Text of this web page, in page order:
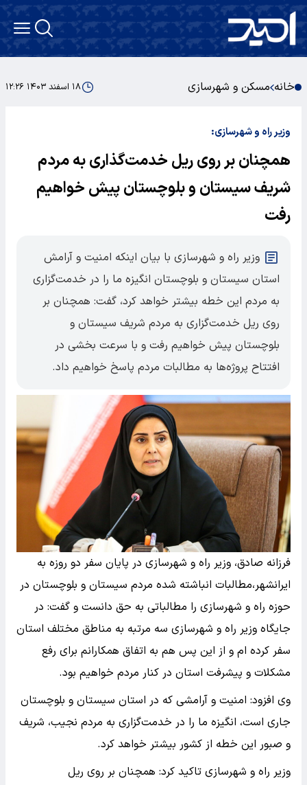
خانه مسکن و شهرسازی ۱۸ اسفند ۱۴۰۳ ۱۲:۲۶
وزیر راه و شهرسازی:
همچنان بر روی ریل خدمت‌گذاری به مردم
شریف سیستان و بلوچستان پیش خواهیم
رفت
وزیر راه و شهرسازی با بیان اینکه امنیت و آرامش
استان سیستان و بلوچستان انگیزه ما را در خدمت‌گزاری
به مردم این خطه بیشتر خواهد کرد، گفت: همچنان بر
روی ریل خدمت‌گزاری به مردم شریف سیستان و
بلوچستان پیش خواهیم رفت و با سرعت بخشی در
افتتاح پروژه‌ها به مطالبات مردم پاسخ خواهیم داد.
فرزانه صادق، وزیر راه و شهرسازی در پایان سفر دو روزه به
ایرانشهر،مطالبات انباشته شده مردم سیستان و بلوچستان در
حوزه راه و شهرسازی را مطالباتی به حق دانست و گفت: در
جایگاه وزیر راه و شهرسازی سه مرتبه به مناطق مختلف استان
سفر کرده ام و از این پس هم به اتفاق همکارانم برای رفع
مشکلات و پیشرفت استان در کنار مردم خواهیم بود.
وی افزود: امنیت و آرامشی که در استان سیستان و بلوچستان
جاری است، انگیزه ما را در خدمت‌گزاری به مردم نجیب، شریف
و صبور این خطه از کشور بیشتر خواهد کرد.
وزیر راه و شهرسازی تاکید کرد: همچنان بر روی ریل